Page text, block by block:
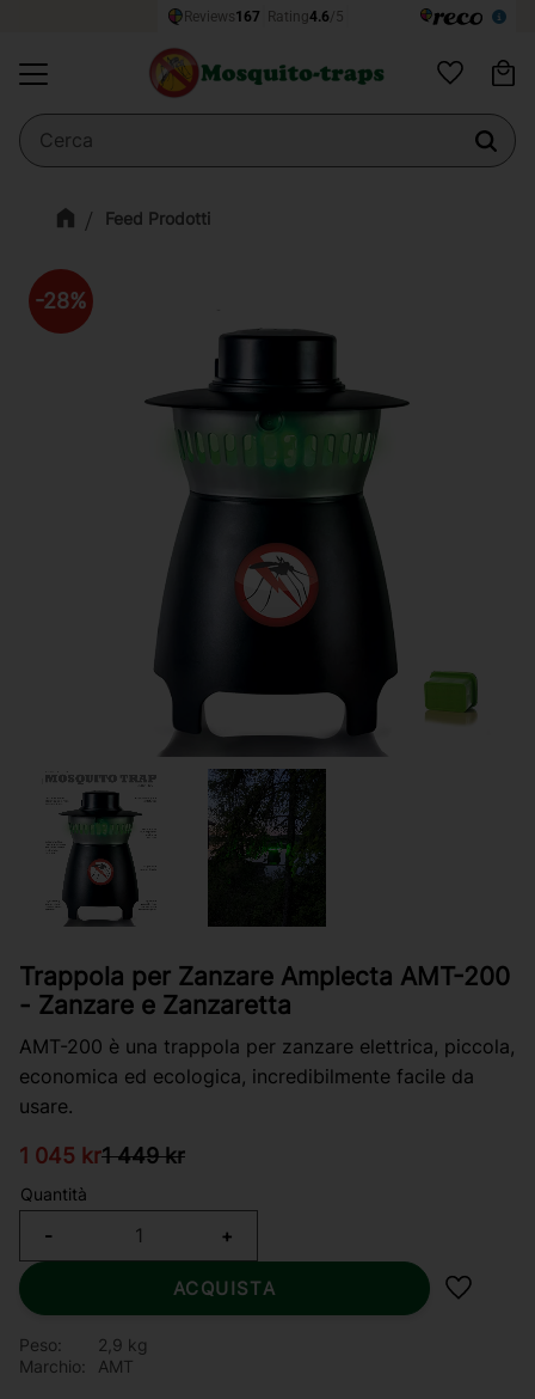
Preferiti
Feed Prodotti
28%
Trappola per Zanzare Amplecta AMT-200
- Zanzare e Zanzaretta
AMT-200 è una trappola per zanzare elettrica, piccola,
economica ed ecologica, incredibilmente facile da
usare.
Reduced price:
1 045 krOriginal price:
1 449kr
Quantità
+
-
ACQUISTA
Peso
2,9 kg
Marchio
AMT